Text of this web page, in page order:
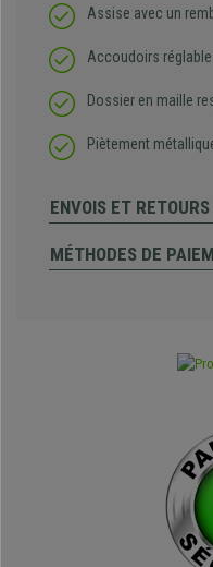
Assise avec un
Accoudoirs
Dossier en maille
Piètement
ENVOIS ET RETOURS
MÉTHODES DE